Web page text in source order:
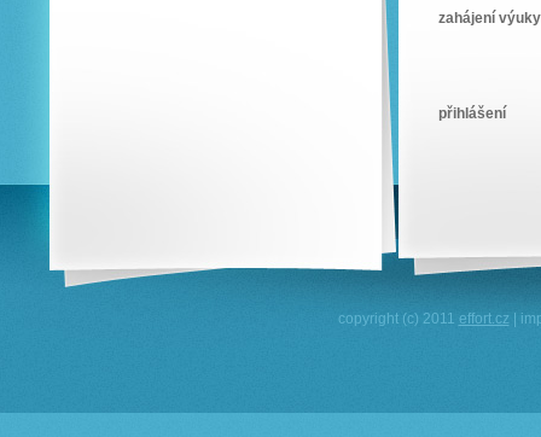
zahájení výuky
přihlášení
copyright (c) 2011 effort.cz |